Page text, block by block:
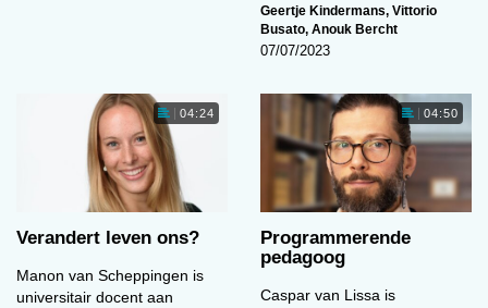
Geertje Kindermans, Vittorio
Busato, Anouk Bercht
07/07/2023
04:24
Verandert leven ons?
Manon van Scheppingen is
universitair docent aan
04:50
Programmerende
pedagoog
Caspar van Lissa is